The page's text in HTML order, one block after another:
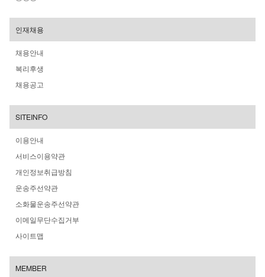
인재채용
채용안내
복리후생
채용공고
SITEINFO
이용안내
서비스이용약관
개인정보취급방침
운송주선약관
소화물운송주선약관
이메일무단수집거부
사이트맵
MEMBER